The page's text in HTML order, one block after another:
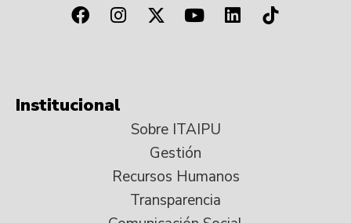
Institucional
Sobre ITAIPU
Gestión
Recursos Humanos
Transparencia